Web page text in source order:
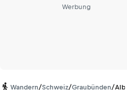
Werbung
Wandern/Schweiz/Graubünden/